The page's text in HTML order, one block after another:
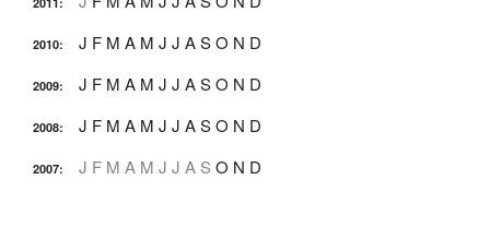
2010: J F M A M J J ASO N D
2009: J F M A M J J ASO N D
2008: J F M A M J J ASO N D
2007: J F M A M J J A S O N D